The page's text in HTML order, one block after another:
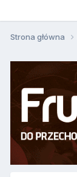
Strona główna